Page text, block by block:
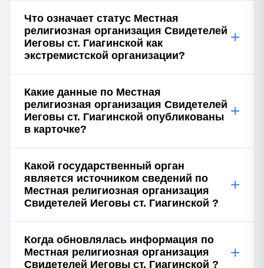
Что означает статус Местная
религиозная организация Свидетелей
Иеговы ст. Гиагинской как
экстремистской организации?
+
Какие данные по Местная
религиозная организация Свидетелей
Иеговы ст. Гиагинской опубликованы
в карточке?
+
Какой государственный орган
является источником сведений по
Местная религиозная организация
Свидетелей Иеговы ст. Гиагинской ?
+
Когда обновлялась информация по
Местная религиозная организация
Свидетелей Иеговы ст. Гиагинской ?
+